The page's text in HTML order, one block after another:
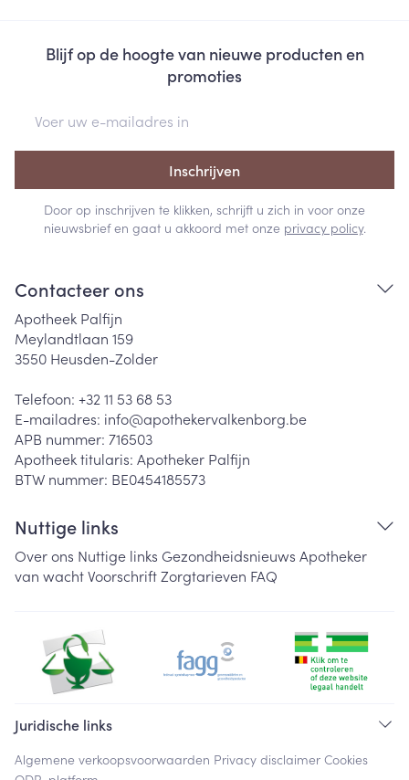
Blijf op de hoogte van nieuwe producten en
promoties
Inschrijven
Door op inschrijven te klikken, schrijft u zich in voor onze
nieuwsbrief en gaat u akkoord met onze privacy policy.
Contacteer ons
Apotheek Palfijn
Meylandtlaan 159
3550 Heusden-Zolder
Telefoon: +32 11 53 68 53
E-mailadres: info@apothekervalkenborg.be
APB nummer: 716503
Apotheek titularis: Apotheker Palfijn
BTW nummer: BE0454185573
Nuttige links
Over ons Nuttige links Gezondheidsnieuws Apotheker
van wachtVoorschriftZorgtarieven FAQ
Juridische links
Algemene verkoopsvoorwaarden Privacy disclaimer Cookies